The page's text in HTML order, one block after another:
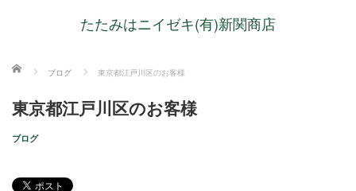
たたみはニイゼキ(有)新関商店
ホーム ブログ 東京都江戸川区のお客様
東京都江戸川区のお客様
ブログ